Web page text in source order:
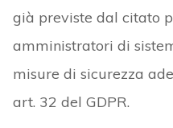
già previste dal citato
amministratori di
misure di sicurezza
art. 32 del GDPR.